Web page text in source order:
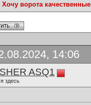
Хочу ворота качественные
14:06
ASQ1
здесь